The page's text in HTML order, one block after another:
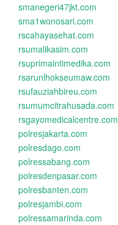
smanegeri47jkt.com
sma1wonosari.com
rscahayasehat.com
rsumalikasim.com
rsuprimaintimedika.com
rsarunlhokseumaw.com
rsufauziahbireu.com
rsumumcitrahusada.com
rsgayomedicalcentre.com
polresjakarta.com
polresdago.com
polressabang.com
polresdenpasar.com
polresbanten.com
polresjambi.com
polressamarinda.com